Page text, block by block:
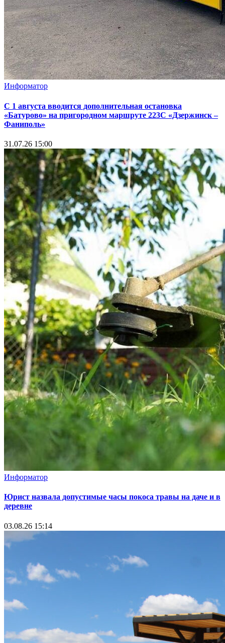
Информатор
С 1 августа вводится дополнительная остановка
«Батурово» на пригородном маршруте 223С «Дзержинск –
Фаниполь»
31.07.26 15:00
Информатор
Юрист назвала допустимые часы покоса травы на даче и в
деревне
03.08.26 15:14